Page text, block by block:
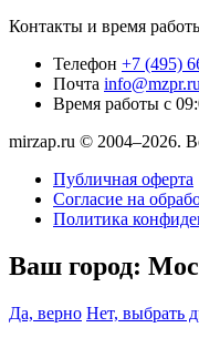
Контакты и время
Телефон +7 (495)
Почта
Время работы с
mirzap.ru © 2004–2026.
Публичная оферта
Согласие на
Политика
Ваш город:
Да, верно Нет, выбрать